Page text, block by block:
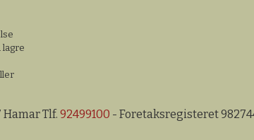
lagre
Hamar Tlf. 92499100 - Foretaksregisteret